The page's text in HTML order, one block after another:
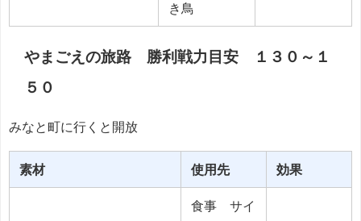
き鳥
やまごえの旅路 勝利戦力目安 １３０～１
５０
みなと町に行くと開放
素材 使用先 効果
食事 サイ